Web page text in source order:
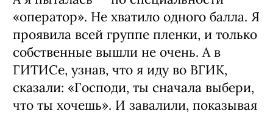
«оператор». Не хватило одного балла. Я
проявила всей группе пленки, и только
собственные вышли не очень. А в
ГИТИСе, узнав, что я иду во ВГИК,
сказали: «Господи, ты сначала выбери,
что ты хочешь». И завалили, показывая